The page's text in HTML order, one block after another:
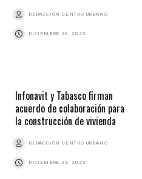
REDACCIÓN CENTRO URBANO
DICIEMBRE 26, 2025
Infonavit y Tabasco firman
acuerdo de colaboración para
la construcción de vivienda
REDACCIÓN CENTRO URBANO
DICIEMBRE 23, 2025